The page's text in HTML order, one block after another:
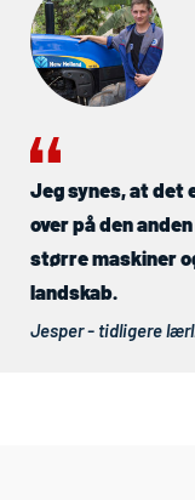
Jeg synes, at det
over på den
større maskiner
landskab.
Jesper - tidligere